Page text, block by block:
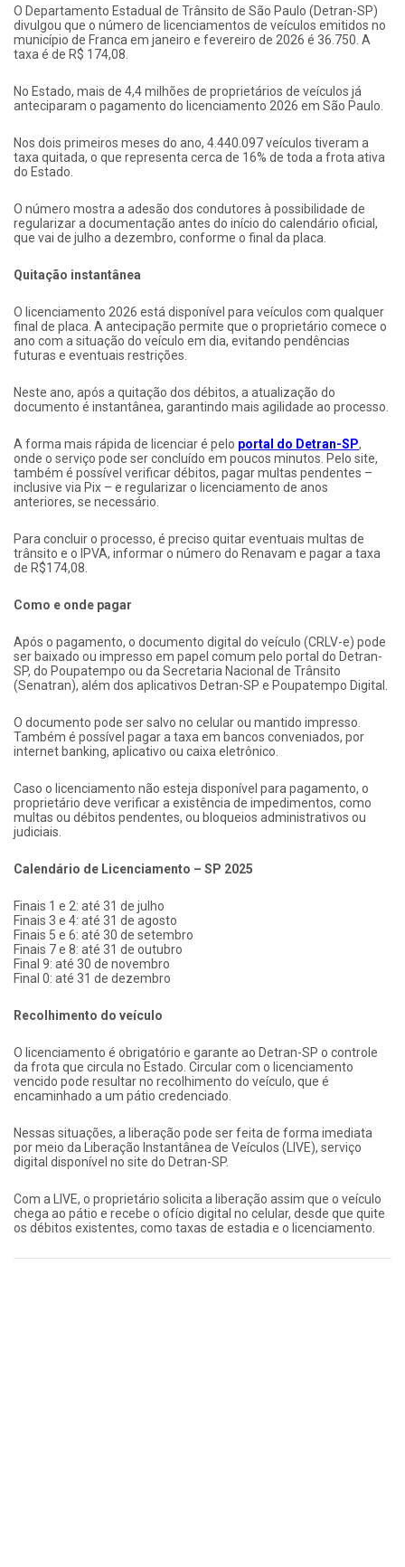
O Departamento Estadual de Trânsito de São Paulo (Detran-SP)
divulgou que o número de licenciamentos de veículos emitidos no
município de Franca em janeiro e fevereiro de 2026 é 36.750. A
taxa é de R$ 174,08.
No Estado, mais de 4,4 milhões de proprietários de veículos já
anteciparam o pagamento do licenciamento 2026 em São Paulo.
Nos dois primeiros meses do ano, 4.440.097 veículos tiveram a
taxa quitada, o que representa cerca de 16% de toda a frota ativa
do Estado.
O número mostra a adesão dos condutores à possibilidade de
regularizar a documentação antes do início do calendário oficial,
que vai de julho a dezembro, conforme o final da placa.
Quitação instantânea
O licenciamento 2026 está disponível para veículos com qualquer
final de placa. A antecipação permite que o proprietário comece o
ano com a situação do veículo em dia, evitando pendências
futuras e eventuais restrições.
Neste ano, após a quitação dos débitos, a atualização do
documento é instantânea, garantindo mais agilidade ao processo.
A forma mais rápida de licenciar é pelo portal do Detran-SP,
onde o serviço pode ser concluído em poucos minutos. Pelo site,
também é possível verificar débitos, pagar multas pendentes –
inclusive via Pix – e regularizar o licenciamento de anos
anteriores, se necessário.
Para concluir o processo, é preciso quitar eventuais multas de
trânsito e o IPVA, informar o número do Renavam e pagar a taxa
de R$174,08.
Como e onde pagar
Após o pagamento, o documento digital do veículo (CRLV-e) pode
ser baixado ou impresso em papel comum pelo portal do Detran-
SP, do Poupatempo ou da Secretaria Nacional de Trânsito
(Senatran), além dos aplicativos Detran-SP e Poupatempo Digital.
O documento pode ser salvo no celular ou mantido impresso.
Também é possível pagar a taxa em bancos conveniados, por
internet banking, aplicativo ou caixa eletrônico.
Caso o licenciamento não esteja disponível para pagamento, o
proprietário deve verificar a existência de impedimentos, como
multas ou débitos pendentes, ou bloqueios administrativos ou
judiciais.
Calendário de Licenciamento – SP 2025
Finais 1 e 2: até 31 de julho
Finais 3 e 4: até 31 de agosto
Finais 5 e 6: até 30 de setembro
Finais 7 e 8: até 31 de outubro
Final 9: até 30 de novembro
Final 0: até 31 de dezembro
Recolhimento do veículo
O licenciamento é obrigatório e garante ao Detran-SP o controle
da frota que circula no Estado. Circular com o licenciamento
vencido pode resultar no recolhimento do veículo, que é
encaminhado a um pátio credenciado.
Nessas situações, a liberação pode ser feita de forma imediata
por meio da Liberação Instantânea de Veículos (LIVE), serviço
digital disponível no site do Detran-SP.
Com a LIVE, o proprietário solicita a liberação assim que o veículo
chega ao pátio e recebe o ofício digital no celular, desde que quite
os débitos existentes, como taxas de estadia e o licenciamento.